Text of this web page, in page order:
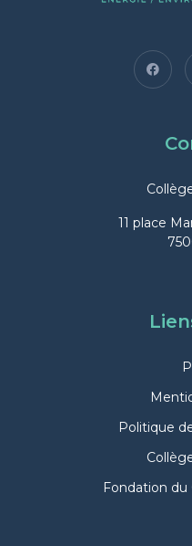
11 place
Politique
Fondation du